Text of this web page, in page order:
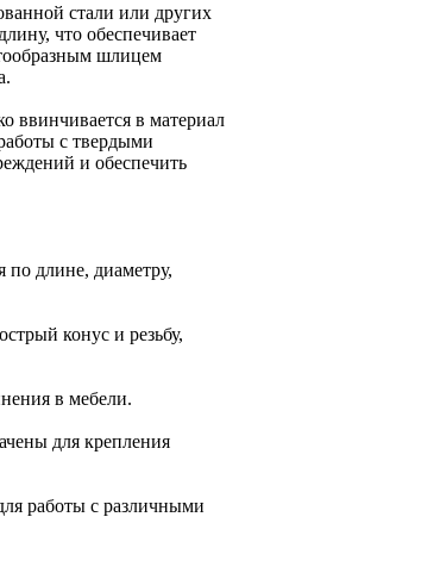
стали или других
что обеспечивает
шлицем
ввинчивается в материал
с твердыми
и обеспечить
длине, диаметру,
конус и резьбу,
в мебели.
для крепления
работы с различными